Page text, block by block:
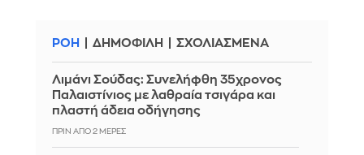
ΡΟΗ ΔΗΜΟΦΙΛΗ ΣΧΟΛΙΑΣΜΕΝΑ
Λιμάνι Σούδας: Συνελήφθη 35χρονος
Παλαιστίνιος με λαθραία τσιγάρα και
πλαστή άδεια οδήγησης
ΠΡΙΝ ΑΠΌ 2 ΜΈΡΕΣ